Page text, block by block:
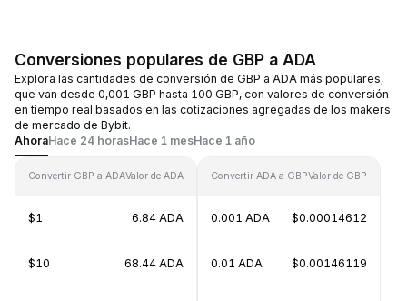
Conversiones populares de GBP a ADA
Explora las cantidades de conversión de GBP a ADA más populares,
que van desde 0,001 GBP hasta 100 GBP, con valores de conversión
en tiempo real basados en las cotizaciones agregadas de los makers
de mercado de Bybit.
AhoraHace 24 horasHace 1 mesHace 1 año
Convertir GBP a ADAValor de ADA
$1 6.84 ADA
$10 68.44 ADA
Convertir ADA a GBPValor de GBP
0.001 ADA $0.00014612
0.01 ADA $0.00146119